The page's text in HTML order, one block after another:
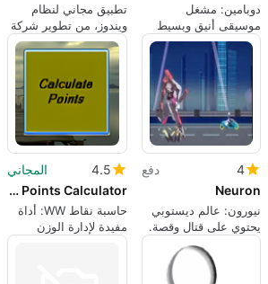
دوبامين: مشغل
موسيقى أنيق وبسيط
تطبيق مجاني لنظام
ويندوز، من تطوير شركة
واسكس ألفا للبرمجيات.
4
دفع
Neuron
نيورون: عالم ديستوبي
يحتوي على قتال وقصة.
4.5
المجاني
WW Points Calculator
حاسبة نقاط WW: أداة
مفيدة لإدارة الوزن